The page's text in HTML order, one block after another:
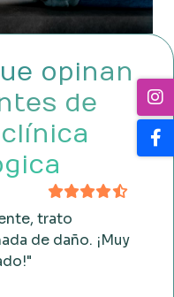
opinan
de
trato
de daño. ¡Muy